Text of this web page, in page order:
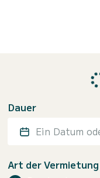
Dauer
Art der Vermietung